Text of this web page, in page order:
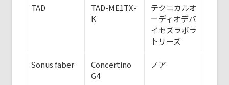
TAD
TAD-ME1TX-
K
テクニカルオ
ーディオデバ
イセズラボラ
トリーズ
Sonus faber
Concertino
G4
ノア